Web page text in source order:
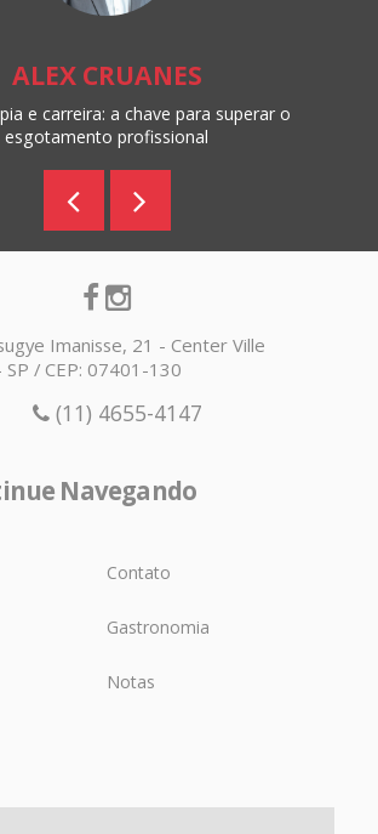
ALEX CRUANES
e carreira: a chave para superar o
esgotamento profissional
Imanisse, 21 - Center Ville
SP / CEP: 07401-130
(11) 4655-4147
Navegando
Contato
Gastronomia
Notas